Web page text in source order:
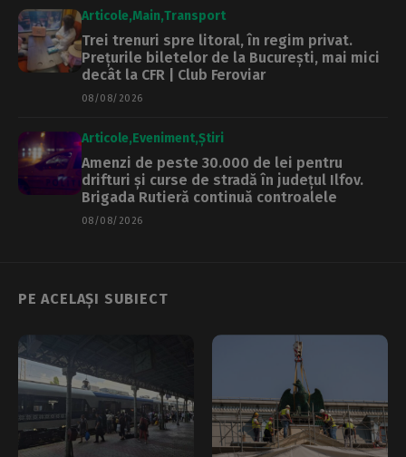
Articole Main Transport
Trei trenuri spre litoral, în regim privat.
Prețurile biletelor de la București, mai mici
decât la CFR | Club Feroviar
08/08/2026
Articole Eveniment Știri
Amenzi de peste 30.000 de lei pentru
drifturi și curse de stradă în județul Ilfov.
Brigada Rutieră continuă controalele
08/08/2026
PE ACELAȘI SUBIECT